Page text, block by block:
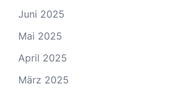
Juni 2025
Mai 2025
April 2025
März 2025